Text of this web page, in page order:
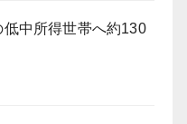
低中所得世帯へ約130